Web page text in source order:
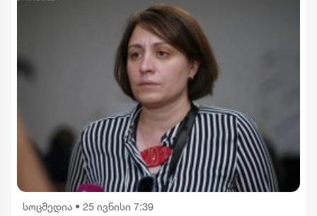
სოცმედია • 25 ივნისი 7:39